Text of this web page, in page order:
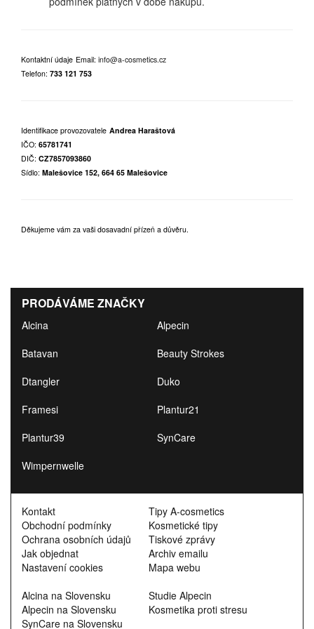
Kontaktní údaje Email: info@a-cosmetics.cz
Telefon: 733 121 753
Identifikace provozovatele Andrea Haraštová
IČO: 65781741
DIČ: CZ7857093860
Sídlo: Malešovice 152, 664 65 Malešovice
Děkujeme vám za vaši dosavadní přízeň a důvěru.
PRODÁVÁME ZNAČKY
Alcina
Alpecin
Batavan
Beauty Strokes
Dtangler
Duko
Framesi
Plantur21
Plantur39
SynCare
Wimpernwelle
Kontakt
Obchodní podmínky
Ochrana osobních údajů
Jak objednat
Nastavení cookies
Alcina na Slovensku
Alpecin na Slovensku
SynCare na Slovensku
Tipy A-cosmetics
Kosmetické tipy
Tiskové zprávy
Archiv emailu
Mapa webu
Studie Alpecin
Kosmetika proti stresu